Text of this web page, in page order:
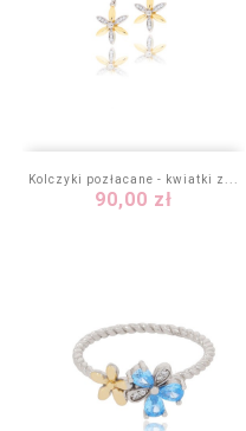
Kolczyki pozłacane - kwiatki z...
Cena
90,00 zł